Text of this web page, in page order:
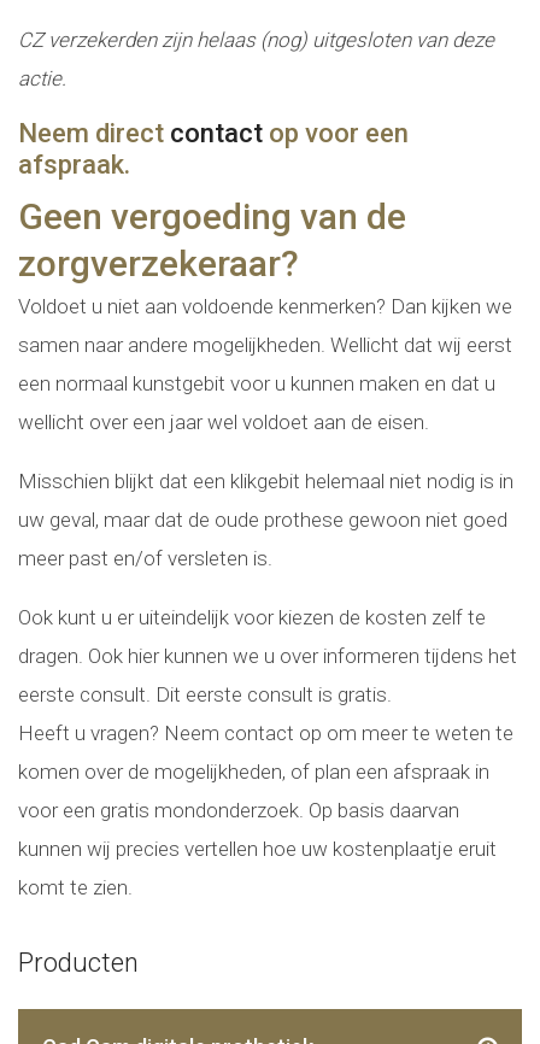
CZ verzekerden zijn helaas (nog) uitgesloten van deze
actie.
Neem direct contact op voor een
afspraak.
Geen vergoeding van de
zorgverzekeraar?
Voldoet u niet aan voldoende kenmerken? Dan kijken we
samen naar andere mogelijkheden. Wellicht dat wij eerst
een normaal kunstgebit voor u kunnen maken en dat u
wellicht over een jaar wel voldoet aan de eisen.
Misschien blijkt dat een klikgebit helemaal niet nodig is in
uw geval, maar dat de oude prothese gewoon niet goed
meer past en/of versleten is.
Ook kunt u er uiteindelijk voor kiezen de kosten zelf te
dragen. Ook hier kunnen we u over informeren tijdens het
eerste consult. Dit eerste consult is gratis.
Heeft u vragen? Neem contact op om meer te weten te
komen over de mogelijkheden, of plan een afspraak in
voor een gratis mondonderzoek. Op basis daarvan
kunnen wij precies vertellen hoe uw kostenplaatje eruit
komt te zien.
Producten